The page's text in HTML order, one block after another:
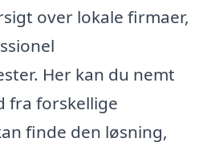
over lokale firmaer,
Her kan du nemt
fra forskellige
finde den løsning,